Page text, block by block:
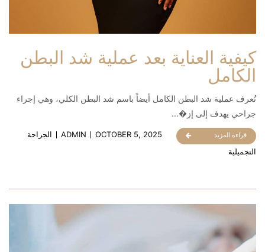
كيفية العناية بعد عملية شد البطن
الكامل
تُعرف عملية شد البطن الكامل أيضاً باسم شد البطن الكلي، وهي إجراء
جراحي يهدف إلى إز�...
قراءة المزيد ADMIN OCTOBER 5, 2025
الجراحة
التجميلية